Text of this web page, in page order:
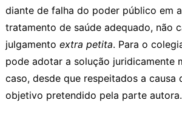
diante de falha do poder público em
tratamento de saúde adequado, não
julgamento extra petita. Para o
pode adotar a solução juridicamente
caso, desde que respeitados a causa
objetivo pretendido pela parte autora.